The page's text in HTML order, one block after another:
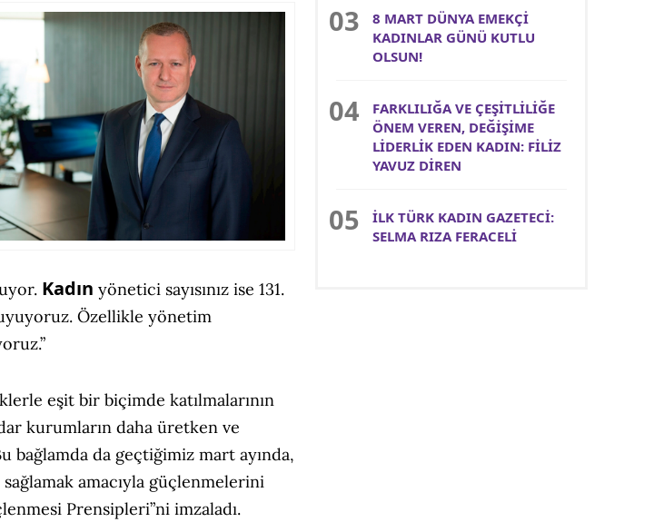
Kadın yönetici sayısınız ise 131.
Özellikle yönetim
eşit bir biçimde katılmalarının
kurumların daha üretken ve
bağlamda da geçtiğimiz mart ayında,
amacıyla güçlenmelerini
Prensipleri”ni imzaladı.
8 MART DÜNYA EMEKÇİ
KADINLAR GÜNÜ KUTLU
OLSUN!
FARKLILIĞA VE ÇEŞİTLİLİĞE
ÖNEM VEREN, DEĞİŞİME
LİDERLİK EDEN KADIN: FİLİZ
YAVUZ DİREN
İLK TÜRK KADIN GAZETECİ:
SELMA RIZA FERACELİ